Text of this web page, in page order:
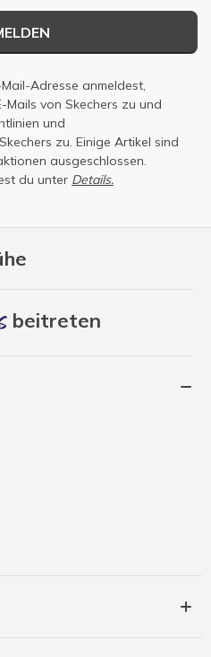
beitreten
Adresse anmeldest,
Mails von Skechers zu und
und
zu. Einige Artikel sind
ausgeschlossen.
du unter Details.